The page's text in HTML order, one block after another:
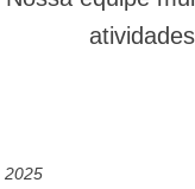
atividades
2025